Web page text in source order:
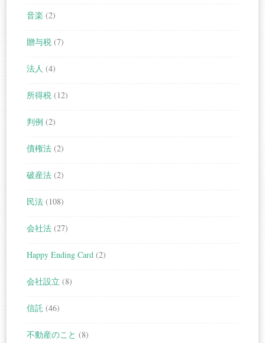
音楽 (2)
贈与税 (7)
法人 (4)
所得税 (12)
判例 (2)
債権法 (2)
破産法 (2)
民法 (108)
会社法 (27)
Happy Ending Card (2)
会社設立 (8)
信託 (46)
不動産のこと (8)